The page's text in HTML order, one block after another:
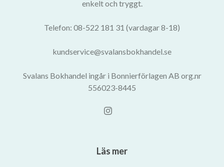
enkelt och tryggt.
Telefon: 08-522 181 31 (vardagar 8-18)
kundservice@svalansbokhandel.se
Svalans Bokhandel ingår i Bonnierförlagen AB org.nr
556023-8445
Läs mer